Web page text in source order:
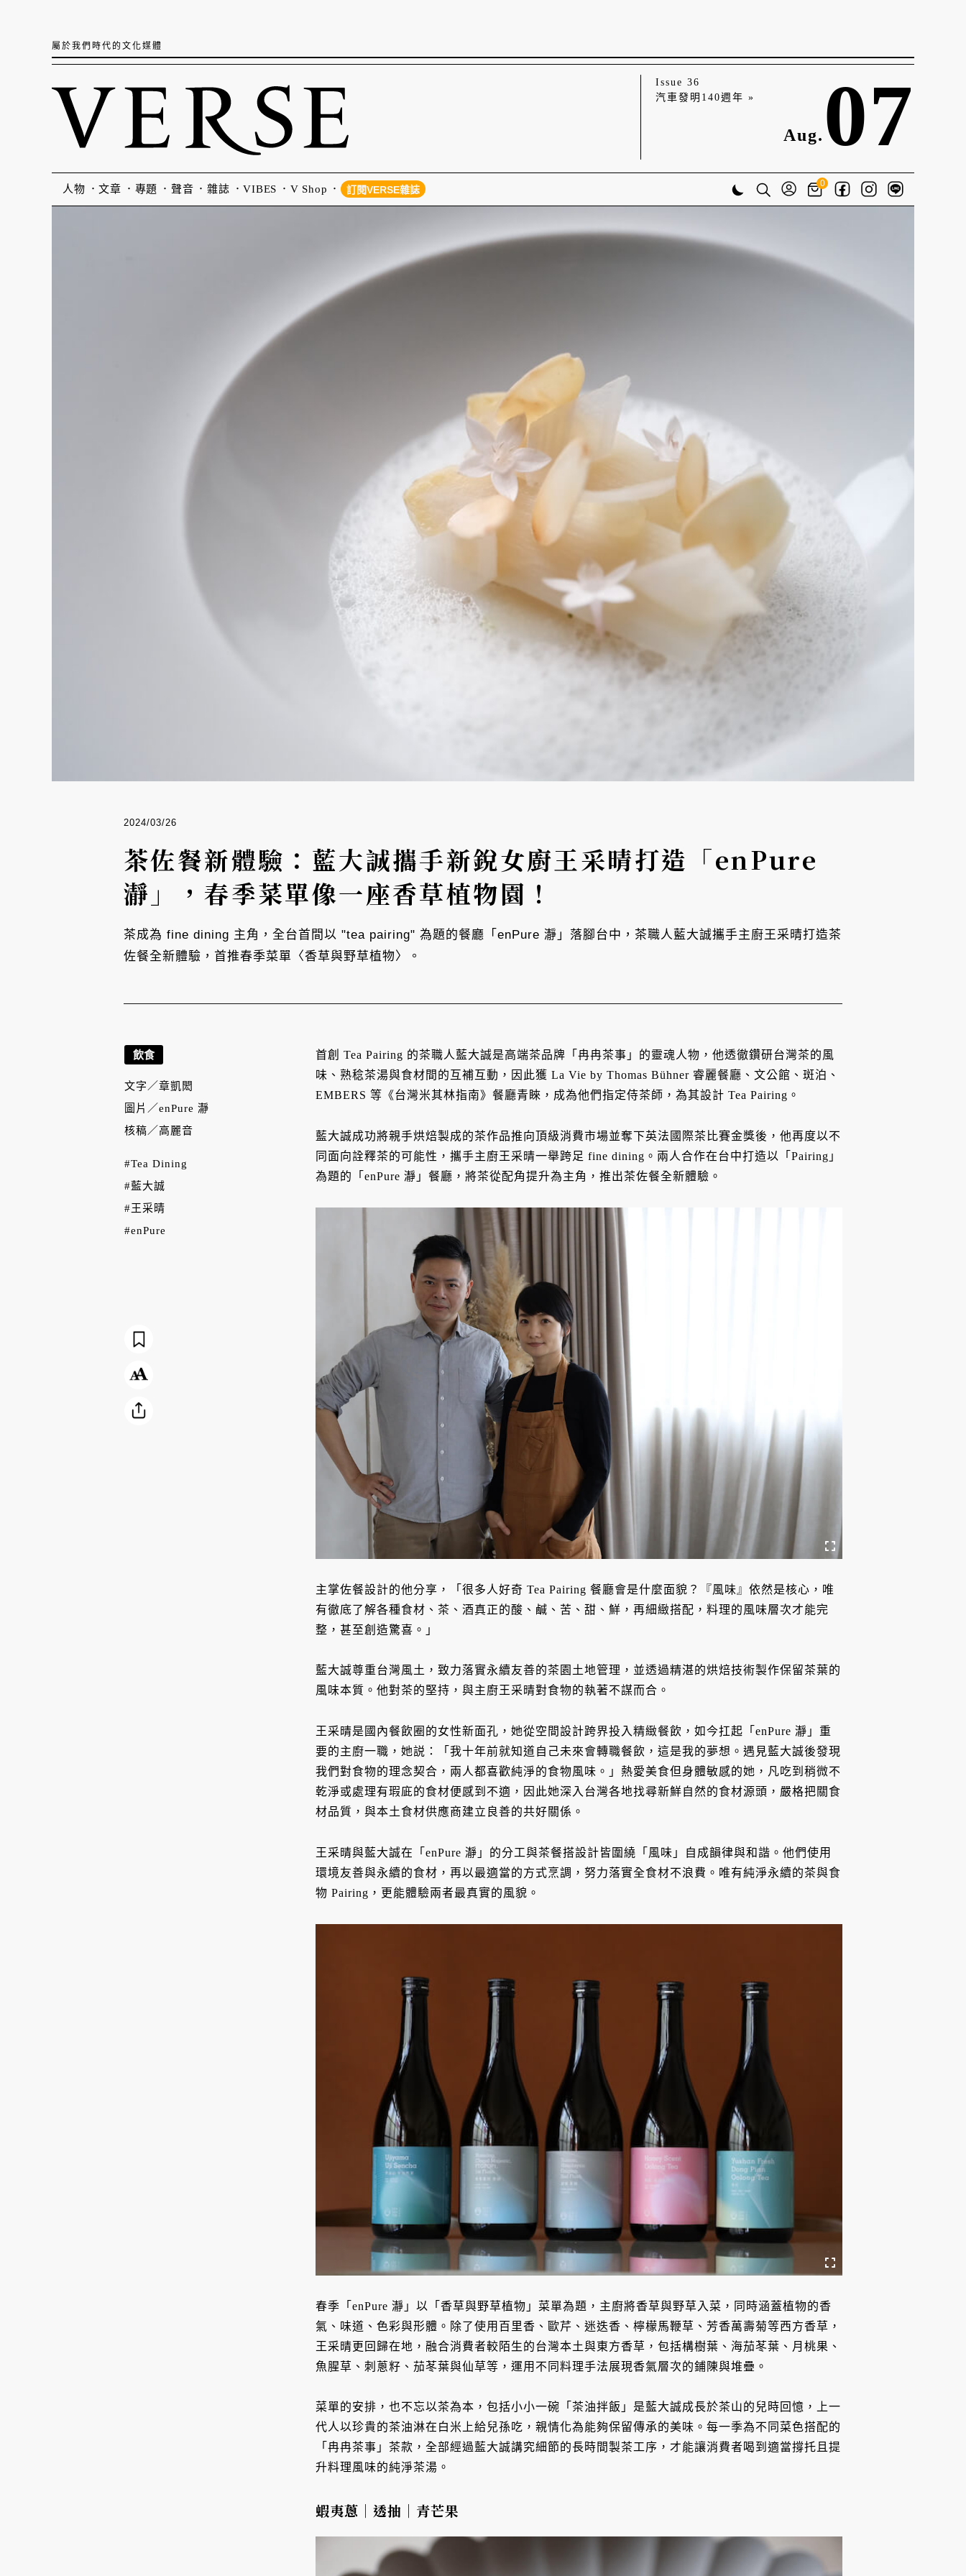
屬於我們時代的文化媒體
Issue 36
汽車發明140週年 »
Aug. 07
人物 文章 專題 聲音 雜誌 VIBES V Shop 訂閱VERSE雜誌
0
2024/03/26
茶佐餐新體驗：藍大誠攜手新銳女廚王采晴打造「enPure
瀞」，春季菜單像一座香草植物園！
茶成為 fine dining 主角，全台首間以 "tea pairing" 為題的餐廳「enPure 瀞」落腳台中，茶職人藍大誠攜手主廚王采晴打造茶
佐餐全新體驗，首推春季菜單〈香草與野草植物〉。
首創 Tea Pairing 的茶職人藍大誠是高端茶品牌「冉冉茶事」的靈魂人物，他透徹鑽研台灣茶的風
味、熟稔茶湯與食材間的互補互動，因此獲 La Vie by Thomas Bühner 睿麗餐廳、文公館、斑泊、
EMBERS 等《台灣米其林指南》餐廳青睞，成為他們指定侍茶師，為其設計 Tea Pairing。
藍大誠成功將親手烘焙製成的茶作品推向頂級消費市場並奪下英法國際茶比賽金獎後，他再度以不
同面向詮釋茶的可能性，攜手主廚王采晴一舉跨足 fine dining。兩人合作在台中打造以「Pairing」
為題的「enPure 瀞」餐廳，將茶從配角提升為主角，推出茶佐餐全新體驗。
主掌佐餐設計的他分享，「很多人好奇 Tea Pairing 餐廳會是什麼面貌？『風味』依然是核心，唯
有徹底了解各種食材、茶、酒真正的酸、鹹、苦、甜、鮮，再細緻搭配，料理的風味層次才能完
整，甚至創造驚喜。」
藍大誠尊重台灣風土，致力落實永續友善的茶園土地管理，並透過精湛的烘焙技術製作保留茶葉的
風味本質。他對茶的堅持，與主廚王采晴對食物的執著不謀而合。
王采晴是國內餐飲圈的女性新面孔，她從空間設計跨界投入精緻餐飲，如今扛起「enPure 瀞」重
要的主廚一職，她説：「我十年前就知道自己未來會轉職餐飲，這是我的夢想。遇見藍大誠後發現
我們對食物的理念契合，兩人都喜歡純淨的食物風味。」熱愛美食但身體敏感的她，凡吃到稍微不
乾淨或處理有瑕庛的食材便感到不適，因此她深入台灣各地找尋新鮮自然的食材源頭，嚴格把關食
材品質，與本土食材供應商建立良善的共好關係。
王采晴與藍大誠在「enPure 瀞」的分工與茶餐搭設計皆圍繞「風味」自成韻律與和諧。他們使用
環境友善與永續的食材，再以最適當的方式烹調，努力落實全食材不浪費。唯有純淨永續的茶與食
物 Pairing，更能體驗兩者最真實的風貌。
春季「enPure 瀞」以「香草與野草植物」菜單為題，主廚將香草與野草入菜，同時涵蓋植物的香
氣、味道、色彩與形體。除了使用百里香、歐芹、迷迭香、檸檬馬鞭草、芳香萬壽菊等西方香草，
王采晴更回歸在地，融合消費者較陌生的台灣本土與東方香草，包括構樹葉、海茄苳葉、月桃果、
魚腥草、刺蔥籽、茄苳葉與仙草等，運用不同料理手法展現香氣層次的鋪陳與堆疊。
菜單的安排，也不忘以茶為本，包括小小一碗「茶油拌飯」是藍大誠成長於茶山的兒時回憶，上一
代人以珍貴的茶油淋在白米上給兒孫吃，親情化為能夠保留傳承的美味。每一季為不同菜色搭配的
「冉冉茶事」茶款，全部經過藍大誠講究細節的長時間製茶工序，才能讓消費者喝到適當撐托且提
升料理風味的純淨茶湯。
蝦夷蔥｜透抽｜青芒果
飲食
文字／章凱閎
圖片／enPure 瀞
核稿／高麗音
#Tea Dining
#藍大誠
#王采晴
#enPure